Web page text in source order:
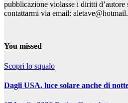
pubblicazione violasse i diritti d’autore
contattarmi via email:
You missed
Scopri lo squalo
Dagli USA, luce solare anche di